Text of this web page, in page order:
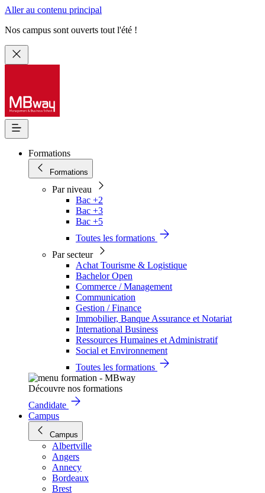
Aller au contenu principal
Nos campus sont ouverts tout l'été !
Formations
Formations
Par niveau
Bac +2
Bac +3
Bac +5
Toutes les formations
Par secteur
Achat Tourisme & Logistique
Bachelor Open
Commerce / Management
Communication
Gestion / Finance
Immobilier, Banque Assurance et Notariat
International Business
Ressources Humaines et Administratif
Social et Environnement
Toutes les formations
Découvre nos formations
Candidate
Campus
Campus
Albertville
Angers
Annecy
Bordeaux
Brest